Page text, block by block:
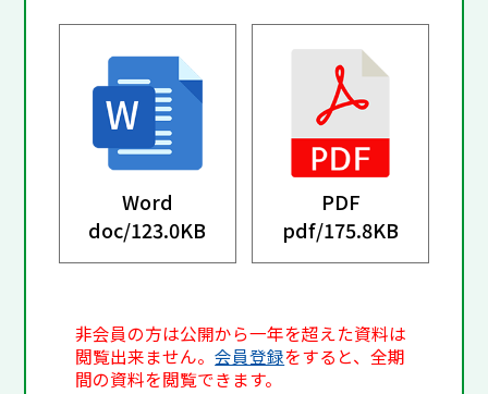
Word
doc/123.0KB
PDF
pdf/175.8KB
非会員の方は公開から一年を超えた資料は
閲覧出来ません。会員登録をすると、全期
間の資料を閲覧できます。